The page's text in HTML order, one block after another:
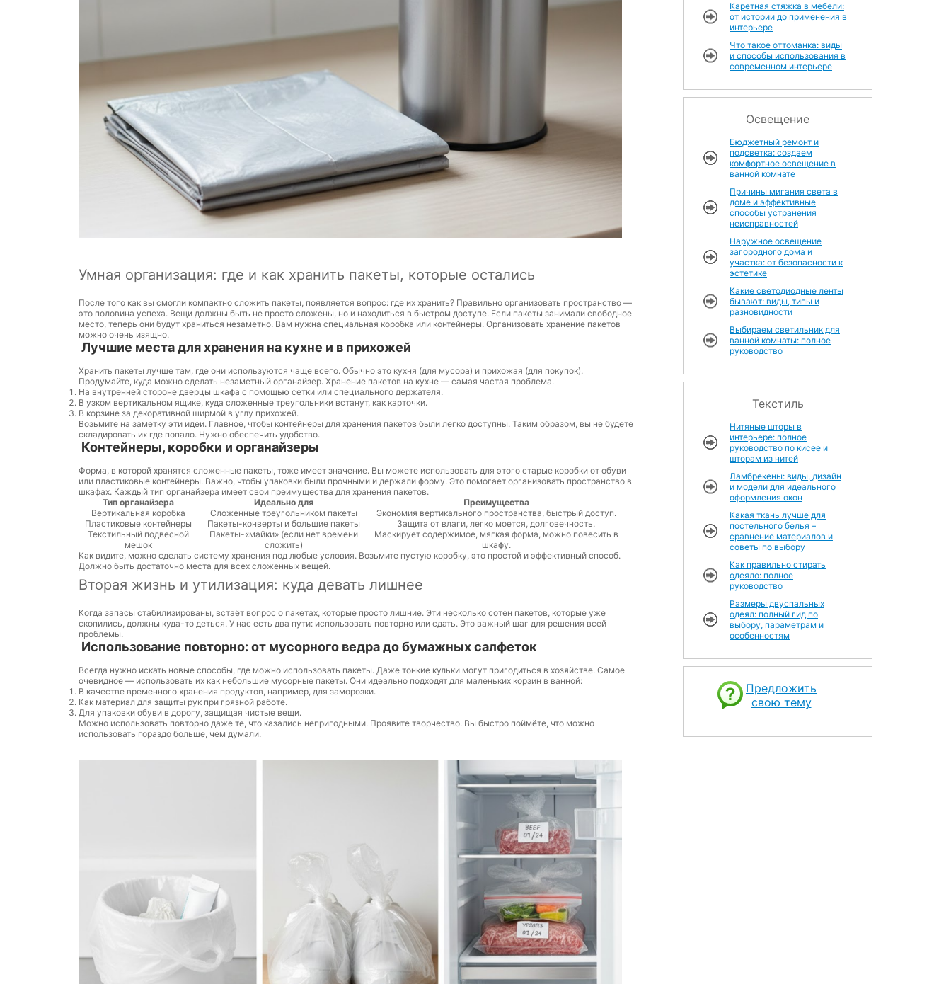
Умная организация: где и как хранить пакеты, которые остались
После того как вы смогли компактно сложить пакеты, появляется вопрос: где их хранить? Правильно организовать пространство —
это половина успеха. Вещи должны быть не просто сложены, но и находиться в быстром доступе. Если пакеты занимали свободное
место, теперь они будут храниться незаметно. Вам нужна специальная коробка или контейнеры. Организовать хранение пакетов
можно очень изящно.
Лучшие места для хранения на кухне и в прихожей
Хранить пакеты лучше там, где они используются чаще всего. Обычно это кухня (для мусора) и прихожая (для покупок).
Продумайте, куда можно сделать незаметный органайзер. Хранение пакетов на кухне — самая частая проблема.
На внутренней стороне дверцы шкафа с помощью сетки или специального держателя.
В узком вертикальном ящике, куда сложенные треугольники встанут, как карточки.
В корзине за декоративной ширмой в углу прихожей.
Возьмите на заметку эти идеи. Главное, чтобы контейнеры для хранения пакетов были легко доступны. Таким образом, вы не будете
складировать их где попало. Нужно обеспечить удобство.
Контейнеры, коробки и органайзеры
Форма, в которой хранятся сложенные пакеты, тоже имеет значение. Вы можете использовать для этого старые коробки от обуви
или пластиковые контейнеры. Важно, чтобы упаковки были прочными и держали форму. Это помогает организовать пространство в
шкафах. Каждый тип органайзера имеет свои преимущества для хранения пакетов.
Тип органайзера
Идеально для
Преимущества
Вертикальная коробка
Сложенные треугольником пакеты
Экономия вертикального пространства, быстрый доступ.
Пластиковые контейнеры
Пакеты-конверты и большие пакеты
Защита от влаги, легко моется, долговечность.
Текстильный подвесной
мешок
Пакеты-«майки» (если нет времени
сложить)
Маскирует содержимое, мягкая форма, можно повесить в
шкафу.
Как видите, можно сделать систему хранения под любые условия. Возьмите пустую коробку, это простой и эффективный способ.
Должно быть достаточно места для всех сложенных вещей.
Вторая жизнь и утилизация: куда девать лишнее
Когда запасы стабилизированы, встаёт вопрос о пакетах, которые просто лишние. Эти несколько сотен пакетов, которые уже
скопились, должны куда-то деться. У нас есть два пути: использовать повторно или сдать. Это важный шаг для решения всей
проблемы.
Использование повторно: от мусорного ведра до бумажных салфеток
Всегда нужно искать новые способы, где можно использовать пакеты. Даже тонкие кульки могут пригодиться в хозяйстве. Самое
очевидное — использовать их как небольшие мусорные пакеты. Они идеально подходят для маленьких корзин в ванной:
В качестве временного хранения продуктов, например, для заморозки.
Как материал для защиты рук при грязной работе.
Для упаковки обуви в дорогу, защищая чистые вещи.
Можно использовать повторно даже те, что казались непригодными. Проявите творчество. Вы быстро поймёте, что можно
использовать гораздо больше, чем думали.
Каретная стяжка в мебели:
от истории до применения в
интерьере
Что такое оттоманка: виды
и способы использования в
современном интерьере
Освещение
Бюджетный ремонт и
подсветка: создаем
комфортное освещение в
ванной комнате
Причины мигания света в
доме и эффективные
способы устранения
неисправностей
Наружное освещение
загородного дома и
участка: от безопасности к
эстетике
Какие светодиодные ленты
бывают: виды, типы и
разновидности
Выбираем светильник для
ванной комнаты: полное
руководство
Текстиль
Нитяные шторы в
интерьере: полное
руководство по кисее и
шторам из нитей
Ламбрекены: виды, дизайн
и модели для идеального
оформления окон
Какая ткань лучше для
постельного белья –
сравнение материалов и
советы по выбору
Как правильно стирать
одеяло: полное
руководство
Размеры двуспальных
одеял: полный гид по
выбору, параметрам и
особенностям
Предложить
свою тему